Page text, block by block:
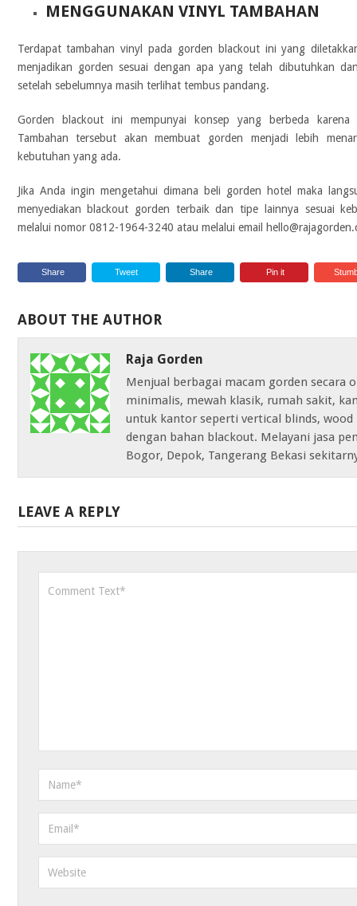
MENGGUNAKAN VINYL TAMBAHAN
Terdapat tambahan vinyl pada gorden blackout ini yang
menjadikan gorden sesuai dengan apa yang telah dibutuhkan
setelah sebelumnya masih terlihat tembus pandang.
Gorden blackout ini mempunyai konsep yang berbeda
Tambahan tersebut akan membuat gorden menjadi lebih
kebutuhan yang ada.
Jika Anda ingin mengetahui dimana beli gorden hotel maka
menyediakan blackout gorden terbaik dan tipe lainnya sesuai
melalui nomor 0812-1964-3240 atau melalui email
Share Tweet Share Pin it
ABOUT THE AUTHOR
Raja Gorden
Menjual berbagai macam gorden secara
minimalis, mewah klasik, rumah sakit,
untuk kantor seperti vertical blinds,
dengan bahan blackout. Melayani jasa
Bogor, Depok, Tangerang Bekasi
LEAVE A REPLY